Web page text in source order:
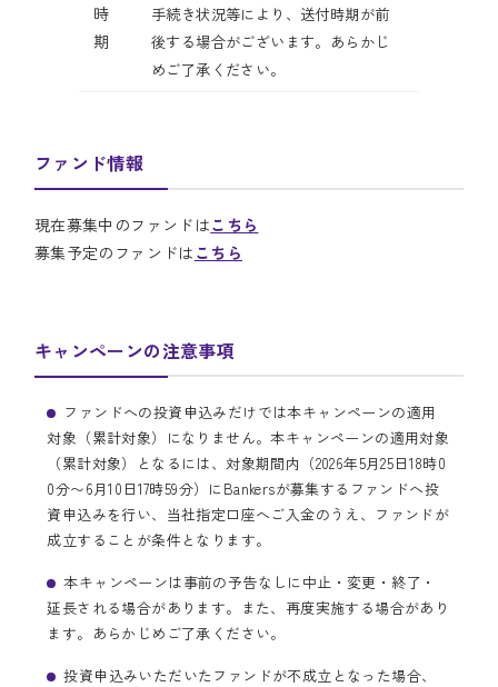
時
期
手続き状況等により、送付時期が前
後する場合がございます。あらかじ
めご了承ください。
ファンド情報
現在募集中のファンドはこちら
募集予定のファンドは こちら
キャンペーンの注意事項
ファンドへの投資申込みだけでは本キャンペーンの適用
対象（累計対象）になりません。本キャンペーンの適用対象
（累計対象）となるには、対象期間内（2026年5月25日18時0
0分〜6月10日17時59分）にBankersが募集するファンドへ投
資申込みを行い、当社指定口座へご入金のうえ、ファンドが
成立することが条件となります。
本キャンペーンは事前の予告なしに中止・変更・終了・
延長される場合があります。また、再度実施する場合があり
ます。あらかじめご了承ください。
投資申込みいただいたファンドが不成立となった場合、